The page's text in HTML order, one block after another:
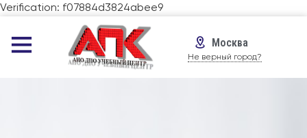
Verification: f07884d3824abee9
Москва
Не верный город?